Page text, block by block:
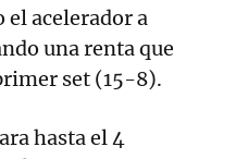
el acelerador a
una renta que
set (15-8).
hasta el 4